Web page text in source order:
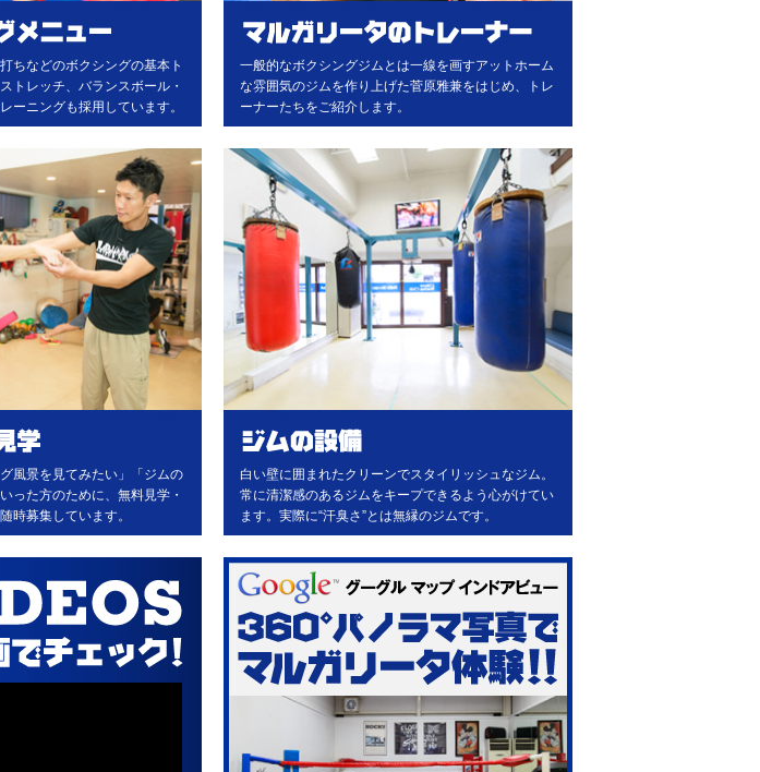
ちなどのボクシングの基本ト
トレッチ、バランスボール・
ーニングも採用しています。
一般的なボクシングジムとは一線を画すアットホーム
な雰囲気のジムを作り上げた菅原雅兼をはじめ、トレ
ーナーたちをご紹介します。
風景を見てみたい」「ジムの
った方のために、無料見学・
時募集しています。
白い壁に囲まれたクリーンでスタイリッシュなジム。
常に清潔感のあるジムをキープできるよう心がけてい
ます。実際に“汗臭さ”とは無縁のジムです。